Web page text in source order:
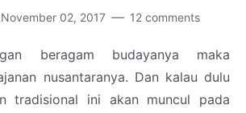
November 02, 2017 12 comments
beragam budayanya maka
nusantaranya. Dan kalau dulu
tradisional ini akan muncul pada